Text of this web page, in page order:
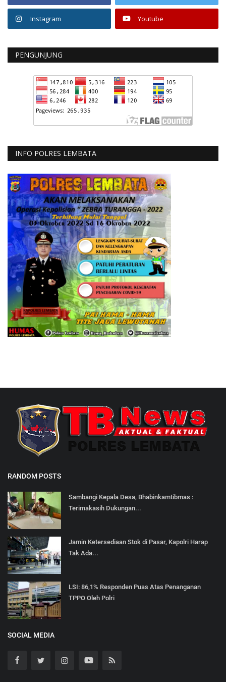
Instagram Youtube
PENGUNJUNG
INFO POLRES LEMBATA
RANDOM POSTS
Sambangi Kepala Desa, Bhabinkamtibmas :
Terimakasih Dukungan...
Jamin Ketersediaan Stok di Pasar, Kapolri Harap
Tak Ada...
LSI: 86,1% Responden Puas Atas Penanganan
TPPO Oleh Polri
SOCIAL MEDIA